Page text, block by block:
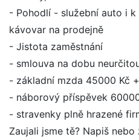
- Pohodlí - služební auto i
kávovar na prodejně
- Jistota zaměstnání
- smlouva na dobu
- základní mzda 45000 Kč
- náborový příspěvek
- stravenky plně hrazené
Zaujali jsme tě? Napiš